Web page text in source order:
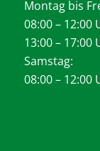
Montag bis
08:00 – 12:00
13:00 – 17:00
Samstag:
08:00 – 12:00